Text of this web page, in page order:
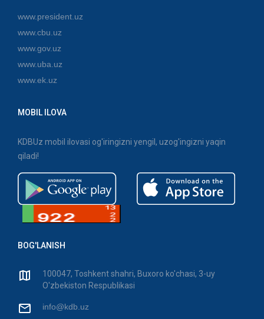
www.president.uz
www.cbu.uz
www.gov.uz
www.uba.uz
www.ek.uz
MOBIL ILOVA
KDBUz mobil ilovasi og'iringizni yengil, uzog'ingizni yaqin
qiladi!
BOG'LANISH
100047, Toshkent shahri, Buxoro ko'chasi, 3-uy
O'zbekiston Respublikasi
info@kdb.uz